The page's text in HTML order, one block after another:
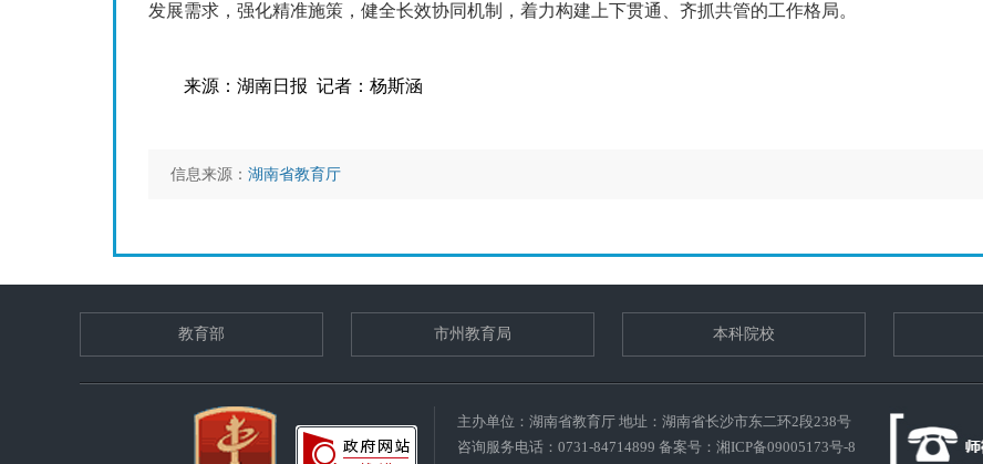
发展需求，强化精准施策，健全长效协同机制，着力构建上下贯通、齐抓共管的工作格局。
来源：湖南日报 记者：杨斯涵
信息来源： 湖南省教育厅
教育部 市州教育局 本科院校
主办单位：湖南省教育厅 地址：湖南省长沙市东二环2段238号
咨询服务电话：0731-84714899 备案号： 湘ICP备09005173号-8